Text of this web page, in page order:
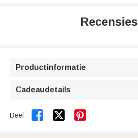
Recensies
Productinformatie
Cadeaudetails
Deel:  